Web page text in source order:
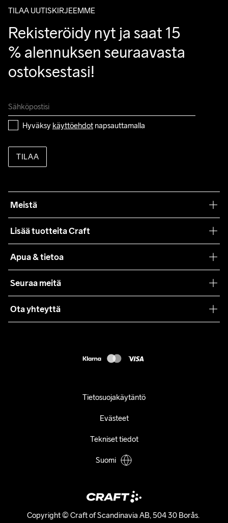
TILAA UUTISKIRJEEMME
Rekisteröidy nyt ja saat 15
% alennuksen seuraavasta
ostoksestasi!
Hyväksy käyttöehdot napsauttamalla
TILAA
Meistä
Lisää tuotteita Craft
Yhteistyöt
Lehdistö
Apua & tietoa
Käyttöehdot
Asiakaspalvelu
Seuraa meitä
Ota yhteyttä
Copyright © Craft of Scandinavia AB, 504 30 Borås.
Tietosuojakäytäntö
Evästeet
Tekniset tiedot
Suomi